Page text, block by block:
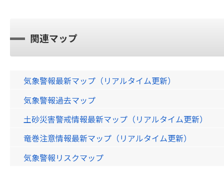
関連マップ
気象警報最新マップ（リアルタイム更新）
気象警報過去マップ
土砂災害警戒情報最新マップ（リアルタイム更新）
竜巻注意情報最新マップ（リアルタイム更新）
気象警報リスクマップ